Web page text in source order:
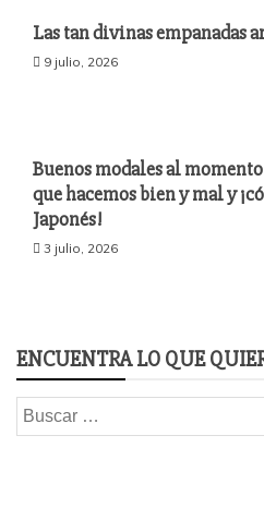
Las tan divinas empanadas
9 julio, 2026
Buenos modales al
que hacemos bien y mal y
Japonés!
3 julio, 2026
ENCUENTRA LO QUE
Buscar: